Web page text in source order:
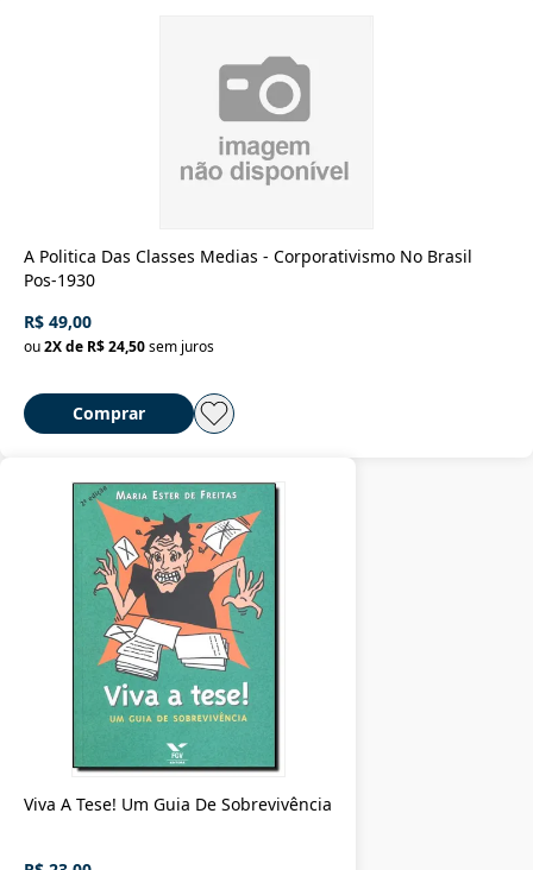
A Politica Das Classes Medias - Corporativismo No Brasil
Pos-1930
R$ 49,00
ou2X de R$ 24,50sem juros
Comprar
Viva A Tese! Um Guia De Sobrevivência